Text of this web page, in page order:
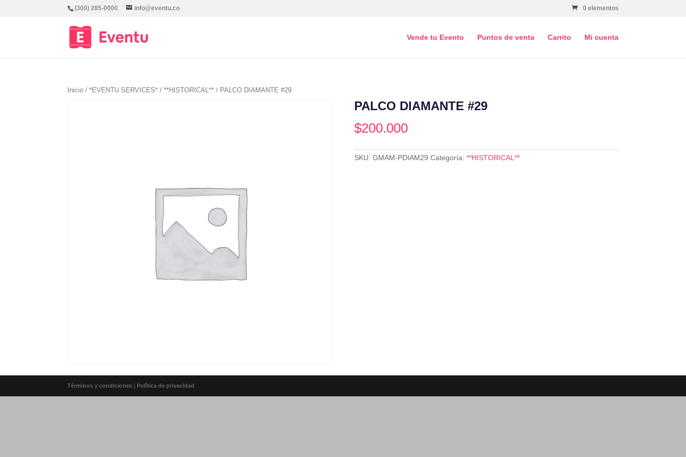
(300) 285-0000 info@eventu.co 0 elementos
Vende tu Evento Puntos de venta Carrito Mi cuenta
Inicio / *EVENTU SERVICES* / **HISTORICAL** / PALCO DIAMANTE #29
PALCO DIAMANTE #29
$200.000
SKU: GMAM-PDIAM29 Categoría: **HISTORICAL**
Términos y condiciones Política de privacidad